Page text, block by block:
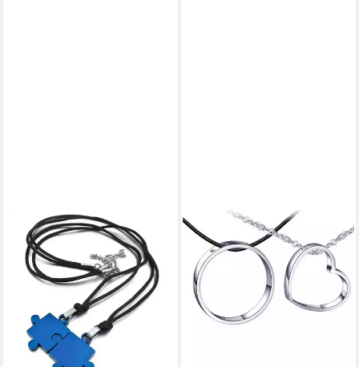
SCHMUCK-ELFE
Partnerkette Puzzle Harmonie
(Set), 4tlg. Set
99,99 €
lieferbar - in 3-4 Werktagen bei dir